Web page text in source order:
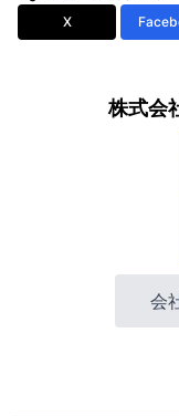
X
株式会
会